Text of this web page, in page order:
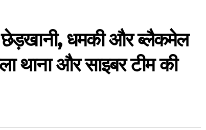
छेड़खानी, धमकी और ब्लैकमेल
थाना और साइबर टीम की